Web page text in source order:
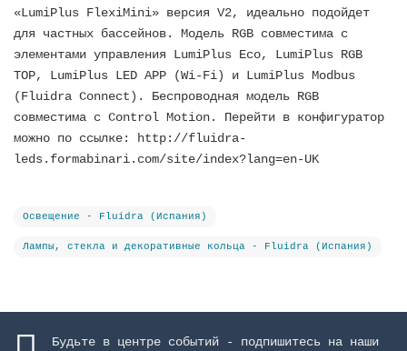
«LumiPlus FlexiMini» версия V2, идеально подойдет
для частных бассейнов. Модель RGB совместима с
элементами управления LumiPlus Eco, LumiPlus RGB
TOP, LumiPlus LED APP (Wi-Fi) и LumiPlus Modbus
(Fluidra Connect). Беспроводная модель RGB
совместима с Control Motion. Перейти в конфигуратор
можно по ссылке: http://fluidra-
leds.formabinari.com/site/index?lang=en-UK
Освещение - Fluidra (Испания)
Лампы, стекла и декоративные кольца - Fluidra (Испания)
Будьте в центре событий - подпишитесь на наши